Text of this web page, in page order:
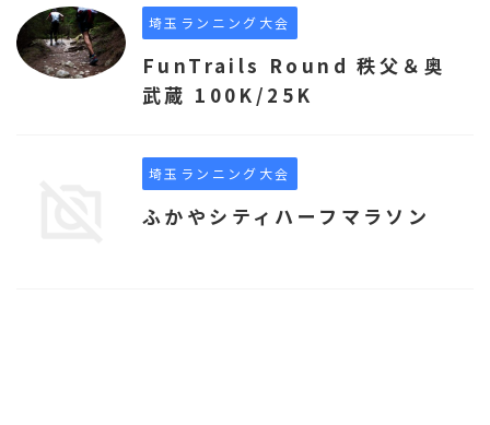
埼玉ランニング大会
FunTrails Round 秩父＆奥
武蔵 100K/25K
埼玉ランニング大会
ふかやシティハーフマラソン